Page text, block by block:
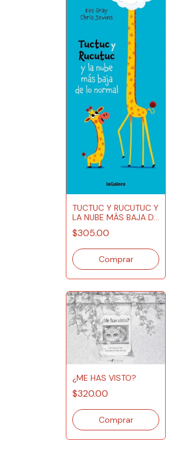
TUCTUC Y RUCUTUC Y
LA NUBE MÁS BAJA DE
LO NORMAL
$305.00
¿ME HAS VISTO?
$320.00